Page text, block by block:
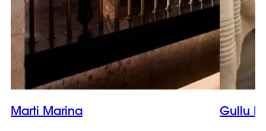
Marti Marina Gullu